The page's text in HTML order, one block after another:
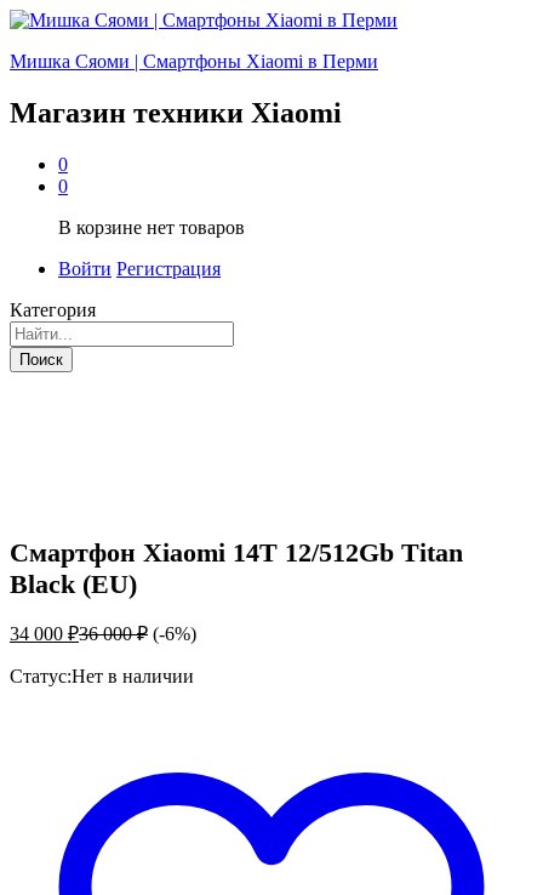
Мишка Сяоми | Смартфоны Xiaomi в Перми
Магазин техники Xiaomi
0
0
В корзине нет товаров
Войти Регистрация
Категория
Поиск
Смартфон Xiaomi 14T 12/512Gb Titan
Black (EU)
34 000 ₽36 000₽ (-6%)
Статус:Нет в наличии